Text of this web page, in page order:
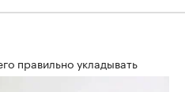
правильно укладывать